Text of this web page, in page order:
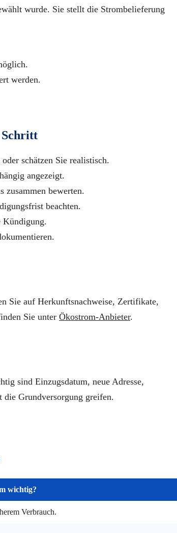
wurde. Sie stellt die Strombelieferung
werden.
Schritt
schätzen Sie realistisch.
angezeigt.
zusammen bewerten.
beachten.
Kündigung.
Sie auf Herkunftsnachweise, Zertifikate,
Sie unter Ökostrom-Anbieter.
sind Einzugsdatum, neue Adresse,
die Grundversorgung greifen.
wichtig?
Verbrauch.